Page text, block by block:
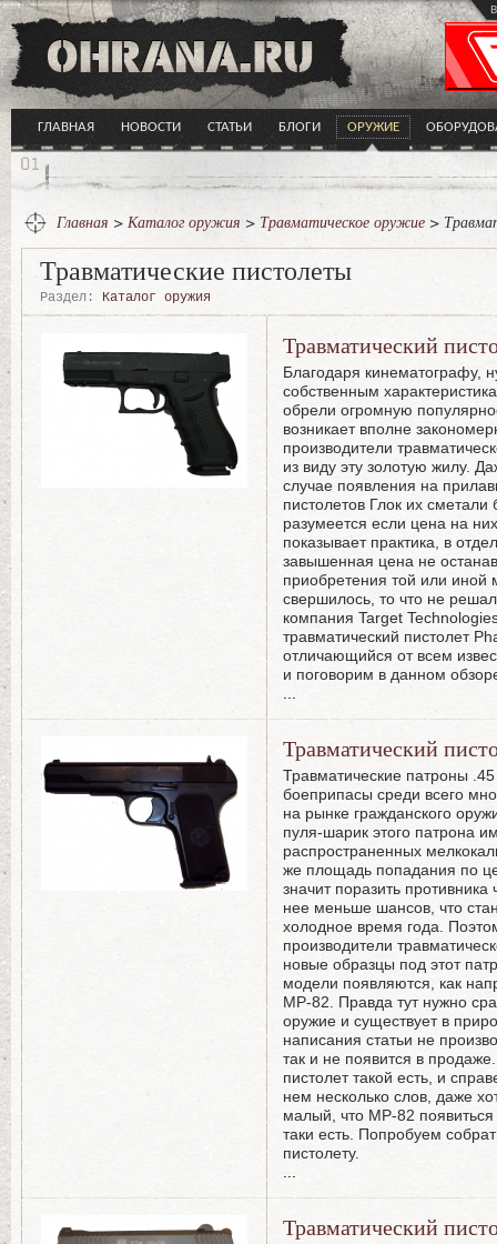
ГЛАВНАЯ НОВОСТИ СТАТЬИ БЛОГИ ОРУЖИЕ
Главная > Каталог оружия > Травматическое оружие >
Травматические пистолеты
Раздел: Каталог оружия
Травматический
Благодаря кинематографу,
собственным
обрели огромную
возникает вполне
производители
из виду эту золотую жилу.
случае появления на
пистолетов Глок их
разумеется если цена на
показывает практика, в
завышенная цена не
приобретения той или иной
свершилось, то что не
компания Target
травматический пистолет
отличающийся от всем
и поговорим в данном
Травматический
Травматические патроны
боеприпасы среди всего
на рынке гражданского
пуля-шарик этого патрона
распространенных
же площадь попадания по
значит поразить
нее меньше шансов, что
холодное время года.
производители
новые образцы под этот
модели появляются, как
МР-82. Правда тут нужно
оружие и существует в
написания статьи не
так и не появится в
пистолет такой есть, и
нем несколько слов, даже
малый, что МР-82 появиться
таки есть. Попробуем
пистолету.
Травматический